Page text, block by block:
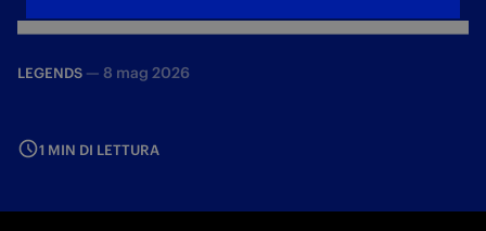
LEGENDS — 8 mag 2026
1 MIN DI LETTURA